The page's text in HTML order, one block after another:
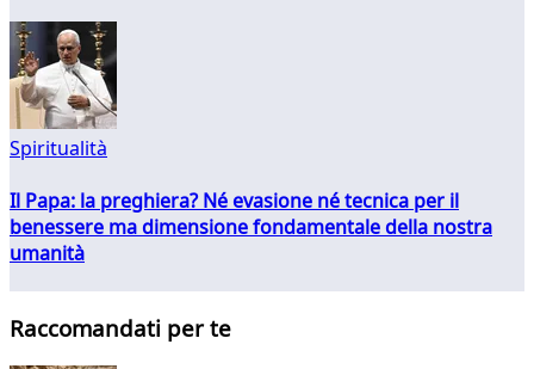
Spiritualità
Il Papa: la preghiera? Né evasione né tecnica per il
benessere ma dimensione fondamentale della nostra
umanità
Raccomandati per te